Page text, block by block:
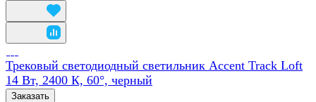
Трековый светодиодный светильник Accent Track Loft
14 Вт, 2400 К, 60°, черный
Заказать